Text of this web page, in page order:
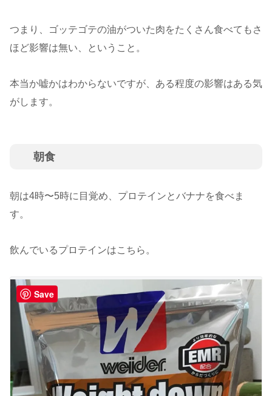
つまり、ゴッテゴテの油がついた肉をたくさん食べてもさ
ほど影響は無い、ということ。
本当か嘘かはわからないですが、ある程度の影響はある気
がします。
朝食
朝は4時〜5時に目覚め、プロテインとバナナを食べま
す。
飲んでいるプロテインはこちら。
Save